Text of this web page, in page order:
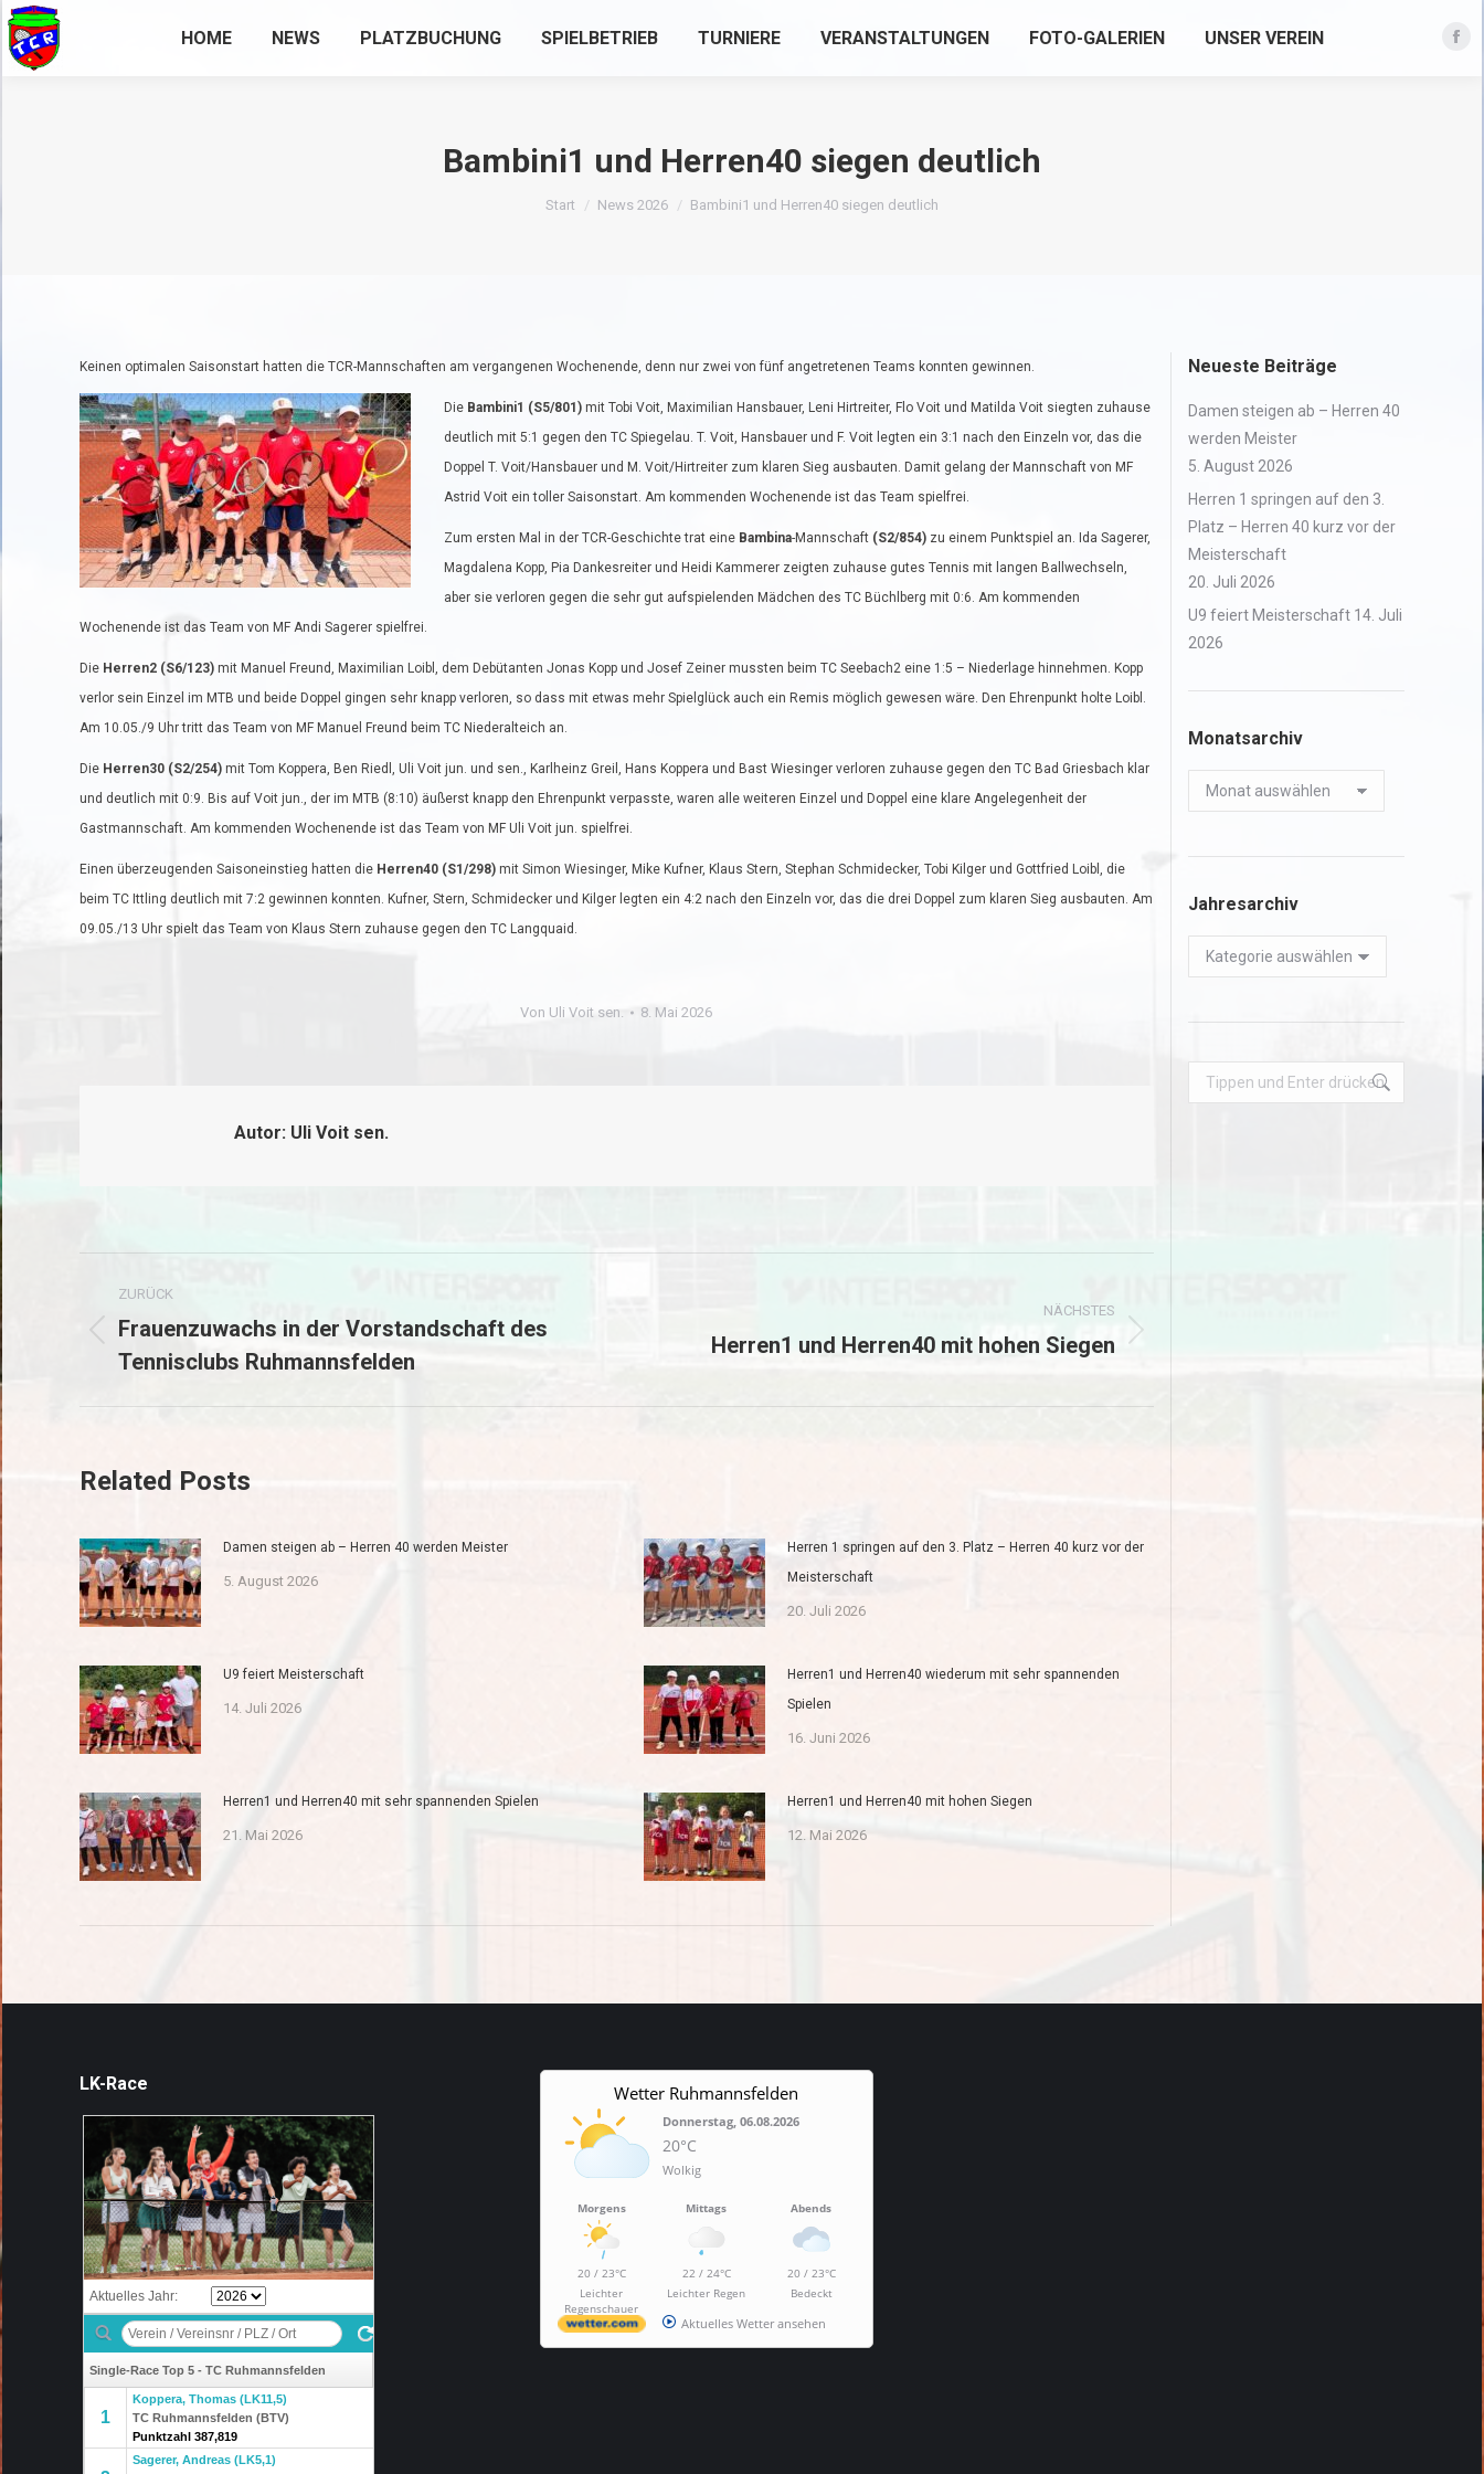
HOME NEWS PLATZBUCHUNG SPIELBETRIEB TURNIERE VERANSTALTUNGEN FOTO-GALERIEN UNSER VEREIN
Bambini1 und Herren40 siegen deutlich
Sie befinden sich hier:
Start News 2026 Bambini1 und Herren40 siegen deutlich
Keinen optimalen Saisonstart hatten die TCR-Mannschaften am vergangenen Wochenende, denn nur zwei von fünf angetretenen Teams konnten gewinnen.
Die Bambini1 (S5/801) mit Tobi Voit, Maximilian Hansbauer, Leni Hirtreiter, Flo Voit und Matilda Voit siegten zuhause
deutlich mit 5:1 gegen den TC Spiegelau. T. Voit, Hansbauer und F. Voit legten ein 3:1 nach den Einzeln vor, das die
Doppel T. Voit/Hansbauer und M. Voit/Hirtreiter zum klaren Sieg ausbauten. Damit gelang der Mannschaft von MF
Astrid Voit ein toller Saisonstart. Am kommenden Wochenende ist das Team spielfrei.
Zum ersten Mal in der TCR-Geschichte trat eine Bambina-Mannschaft (S2/854) zu einem Punktspiel an. Ida Sagerer,
Magdalena Kopp, Pia Dankesreiter und Heidi Kammerer zeigten zuhause gutes Tennis mit langen Ballwechseln,
aber sie verloren gegen die sehr gut aufspielenden Mädchen des TC Büchlberg mit 0:6. Am kommenden
Wochenende ist das Team von MF Andi Sagerer spielfrei.
Die Herren2 (S6/123) mit Manuel Freund, Maximilian Loibl, dem Debütanten Jonas Kopp und Josef Zeiner mussten beim TC Seebach2 eine 1:5 – Niederlage hinnehmen. Kopp
verlor sein Einzel im MTB und beide Doppel gingen sehr knapp verloren, so dass mit etwas mehr Spielglück auch ein Remis möglich gewesen wäre. Den Ehrenpunkt holte Loibl.
Am 10.05./9 Uhr tritt das Team von MF Manuel Freund beim TC Niederalteich an.
Die Herren30 (S2/254) mit Tom Koppera, Ben Riedl, Uli Voit jun. und sen., Karlheinz Greil, Hans Koppera und Bast Wiesinger verloren zuhause gegen den TC Bad Griesbach klar
und deutlich mit 0:9. Bis auf Voit jun., der im MTB (8:10) äußerst knapp den Ehrenpunkt verpasste, waren alle weiteren Einzel und Doppel eine klare Angelegenheit der
Gastmannschaft. Am kommenden Wochenende ist das Team von MF Uli Voit jun. spielfrei.
Einen überzeugenden Saisoneinstieg hatten die Herren40 (S1/298) mit Simon Wiesinger, Mike Kufner, Klaus Stern, Stephan Schmidecker, Tobi Kilger und Gottfried Loibl, die
beim TC Ittling deutlich mit 7:2 gewinnen konnten. Kufner, Stern, Schmidecker und Kilger legten ein 4:2 nach den Einzeln vor, das die drei Doppel zum klaren Sieg ausbauten. Am
09.05./13 Uhr spielt das Team von Klaus Stern zuhause gegen den TC Langquaid.
Von Uli Voit sen. 8. Mai 2026
Autor: Uli Voit sen.
Kommentarnavigation
ZURÜCK
Beitrag:
Frauenzuwachs in der Vorstandschaft des
Tennisclubs Ruhmannsfelden
NÄCHSTES
Herren1 und Herren40 mit hohen Siegen
Related Posts
Damen steigen ab – Herren 40 werden Meister
5. August 2026
Herren 1 springen auf den 3. Platz – Herren 40 kurz vor der
Meisterschaft
20. Juli 2026
U9 feiert Meisterschaft
14. Juli 2026
Herren1 und Herren40 wiederum mit sehr spannenden
Spielen
16. Juni 2026
Herren1 und Herren40 mit sehr spannenden Spielen
21. Mai 2026
Herren1 und Herren40 mit hohen Siegen
12. Mai 2026
Neueste Beiträge
Damen steigen ab – Herren 40
werden Meister
5. August 2026
Herren 1 springen auf den 3.
Platz – Herren 40 kurz vor der
Meisterschaft
20. Juli 2026
U9 feiert Meisterschaft 14. Juli
2026
Monatsarchiv
Monatsarchiv
Jahresarchiv
Jahresarchiv
Search:
LK-Race Wetter Ruhmannsfelden
Donnerstag, 06.08.2026
20°C
Wolkig
Morgens
20 / 23°C
Leichter
Regenschauer
Mittags
22 / 24°C
Leichter Regen
Abends
20 / 23°C
Bedeckt
Aktuelles Wetter ansehen